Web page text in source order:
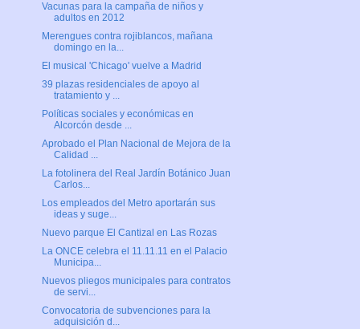
Vacunas para la campaña de niños y
adultos en 2012
Merengues contra rojiblancos, mañana
domingo en la...
El musical 'Chicago' vuelve a Madrid
39 plazas residenciales de apoyo al
tratamiento y ...
Políticas sociales y económicas en
Alcorcón desde ...
Aprobado el Plan Nacional de Mejora de la
Calidad ...
La fotolinera del Real Jardín Botánico Juan
Carlos...
Los empleados del Metro aportarán sus
ideas y suge...
Nuevo parque El Cantizal en Las Rozas
La ONCE celebra el 11.11.11 en el Palacio
Municipa...
Nuevos pliegos municipales para contratos
de servi...
Convocatoria de subvenciones para la
adquisición d...